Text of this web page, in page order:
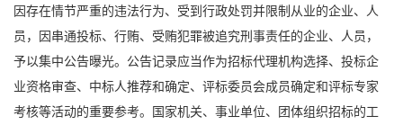
因存在情节严重的违法行为、受到行政处罚并限制从业的企业、人
员，因串通投标、行贿、受贿犯罪被追究刑事责任的企业、人员，
予以集中公告曝光。公告记录应当作为招标代理机构选择、投标企
业资格审查、中标人推荐和确定、评标委员会成员确定和评标专家
考核等活动的重要参考。国家机关、事业单位、团体组织招标的工